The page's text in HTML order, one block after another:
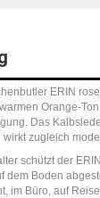
ERIN
Orange-Ton
Das
zugleich
schützt der
dem Boden
im Büro, auf